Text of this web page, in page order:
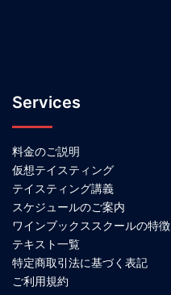
Services
料金のご説明
仮想テイスティング
テイスティング講義
スケジュールのご案内
ワインブックススクールの特徴
テキスト一覧
特定商取引法に基づく表記
ご利用規約